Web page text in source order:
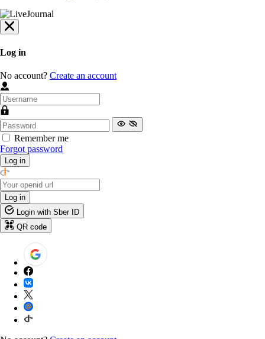
Log in
No account? Create an account
Remember me
Forgot password
Log in
Log in
Login with Sber ID
QR code